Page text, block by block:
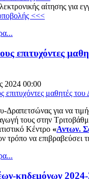
αίτησης για
<<<
επιτυχόντες
2024 00:00
Δραπετσώνας για να
τους στην
Κέντρο «Αντων.
τρόπο να επιβραβεύσει
κηδεμόνων